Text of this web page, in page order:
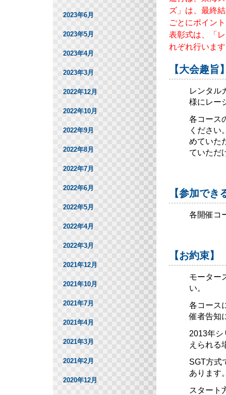
ズ」は、最終
ごとにポイン
表彰式は、「
れぞれ行いま
【大会趣旨
レンタル
様にレー
各コース
ください
めていた
ていただ
【参加でき
各開催コ
【お約束】
モーター
い。
各コース
催者告知
2013年シ
えられる
SGT方式
あります
スタート
2023年6月
2023年5月
2023年4月
2023年3月
2022年12月
2022年10月
2022年9月
2022年8月
2022年7月
2022年6月
2022年5月
2022年4月
2022年3月
2021年12月
2021年10月
2021年7月
2021年4月
2021年3月
2021年2月
2020年12月